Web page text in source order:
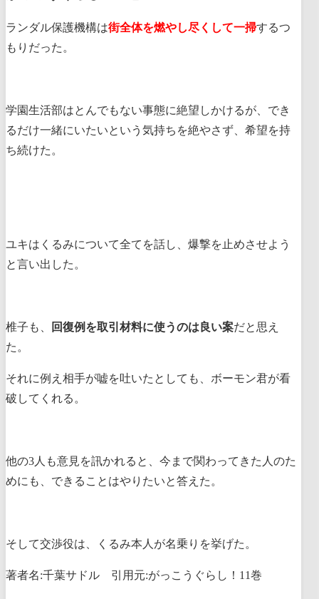
ランダル保護機構は街全体を燃やし尽くして一掃するつ
もりだった。
学園生活部はとんでもない事態に絶望しかけるが、でき
るだけ一緒にいたいという気持ちを絶やさず、希望を持
ち続けた。
ユキはくるみについて全てを話し、爆撃を止めさせよう
と言い出した。
椎子も、 回復例を取引材料に使うのは良い案だと思え
た。
それに例え相手が嘘を吐いたとしても、ボーモン君が看
破してくれる。
他の3人も意見を訊かれると、今まで関わってきた人のた
めにも、できることはやりたいと答えた。
そして交渉役は、くるみ本人が名乗りを挙げた。
著者名:千葉サドル 引用元:がっこうぐらし！11巻